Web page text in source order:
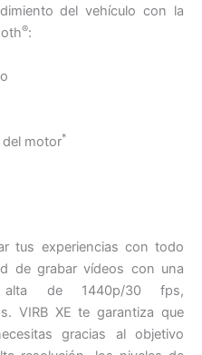
del vehículo con la
®:
del motor*
tus experiencias con todo
de grabar vídeos con una
alta de 1440p/30 fps,
VIRB XE te garantiza que
gracias al objetivo